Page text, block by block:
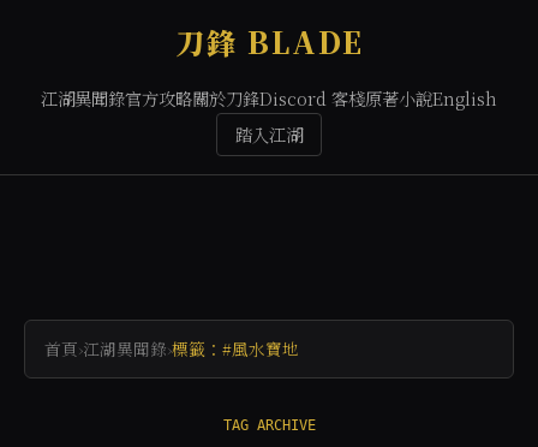
刀鋒 BLADE
江湖異聞錄官方攻略關於刀鋒Discord 客棧原著小說English
踏入江湖
首頁›江湖異聞錄›標籤：#風水寶地
TAG ARCHIVE